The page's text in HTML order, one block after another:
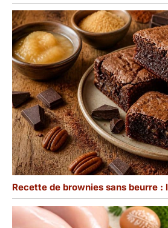
Recette de brownies sans beurre :